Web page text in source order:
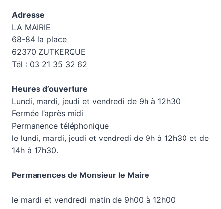
Adresse
LA MAIRIE
68-84 la place
62370 ZUTKERQUE
Tél : 03 21 35 32 62
Heures d’ouverture
Lundi, mardi, jeudi et vendredi de 9h à 12h30
Fermée l’après midi
Permanence téléphonique
le lundi, mardi, jeudi et vendredi de 9h à 12h30 et de
14h à 17h30.
Permanences de Monsieur le Maire
le mardi et vendredi matin de 9h00 à 12h00